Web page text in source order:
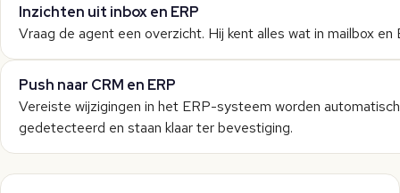
Inzichten uit inbox en ERP
Vraag de agent een overzicht. Hij kent alles wat in mailbox en
Push naar CRM en ERP
Vereiste wijzigingen in het ERP-systeem worden automatisch
gedetecteerd en staan klaar ter bevestiging.